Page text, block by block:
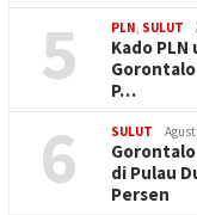
5 PLN, SULUT
Kado PLN
P…
6 SULUT
di Pulau
Persen